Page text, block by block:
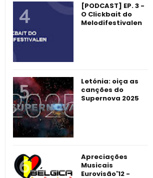
[PODCAST] EP. 3 -
O Clickbait do
Melodifestivalen
Letónia: oiça as
canções do
Supernova 2025
Apreciações
Musicais
Eurovisão'12 -